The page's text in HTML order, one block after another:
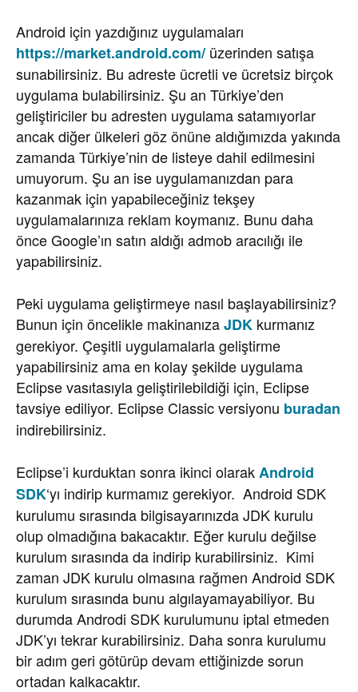
Android için yazdığınız uygulamaları
https://market.android.com/üzerinden satışa
sunabilirsiniz. Bu adreste ücretli ve ücretsiz birçok
uygulama bulabilirsiniz. Şu an Türkiye’den
geliştiriciler bu adresten uygulama satamıyorlar
ancak diğer ülkeleri göz önüne aldığımızda yakında
zamanda Türkiye’nin de listeye dahil edilmesini
umuyorum. Şu an ise uygulamanızdan para
kazanmak için yapabileceğiniz tekşey
uygulamalarınıza reklam koymanız. Bunu daha
önce Google’ın satın aldığı admob aracılığı ile
yapabilirsiniz.
Peki uygulama geliştirmeye nasıl başlayabilirsiniz?
Bunun için öncelikle makinanızaJDK kurmanız
gerekiyor. Çeşitli uygulamalarla geliştirme
yapabilirsiniz ama en kolay şekilde uygulama
Eclipse vasıtasıyla geliştirilebildiği için, Eclipse
tavsiye ediliyor. Eclipse Classic versiyonu buradan
indirebilirsiniz.
Eclipse’i kurduktan sonra ikinci olarakAndroid
SDK‘yı indirip kurmamız gerekiyor. Android SDK
kurulumu sırasında bilgisayarınızda JDK kurulu
olup olmadığına bakacaktır. Eğer kurulu değilse
kurulum sırasında da indirip kurabilirsiniz. Kimi
zaman JDK kurulu olmasına rağmen Android SDK
kurulum sırasında bunu algılayamayabiliyor. Bu
durumda Androdi SDK kurulumunu iptal etmeden
JDK’yı tekrar kurabilirsiniz. Daha sonra kurulumu
bir adım geri götürüp devam ettiğinizde sorun
ortadan kalkacaktır.